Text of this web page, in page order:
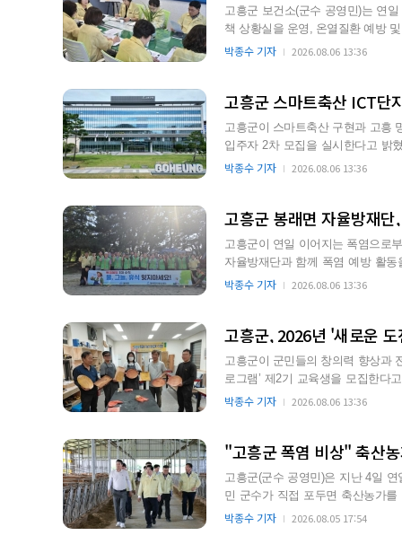
고흥군 보건소(군수 공영민)는 연
책 상황실을 운영, 온열질환 예방 및 취
역 응급의료기관과 연계,…
박종수 기자 2026.08.06 13:36
고흥군 스마트축산 ICT단
고흥군이 스마트축산 구현과 고흥
입주자 2차 모집을 실시한다고 밝혔다. 이번 2차 모집은 기반시설이 조성된 스마트축
단지 내 약 670…
박종수 기자 2026.08.06 13:36
고흥군 봉래면 자율방재
고흥군이 연일 이어지는 폭염으로
자율방재단과 함께 폭염 예방 활
하기 위한 선제적 대응으로 풀…
박종수 기자 2026.08.06 13:36
고흥군, 2026년 '새로운
고흥군이 군민들의 창의력 향상과
로그램’ 제2기 교육생을 모집한다고 밝혔다. 이번 프로그램은 8월 18일부터
옥강리에 위치한…
박종수 기자 2026.08.06 13:36
"고흥군 폭염 비상" 축산
고흥군(군수 공영민)은 지난 4일
민 군수가 직접 포두면 축산농가
이는 현장 중심의 행보 …
박종수 기자 2026.08.05 17:54